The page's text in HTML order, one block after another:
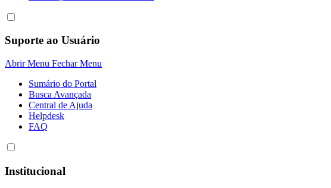
Suporte ao Usuário
Abrir Menu Fechar Menu
Sumário do Portal
Busca Avançada
Central de Ajuda
Helpdesk
FAQ
Institucional